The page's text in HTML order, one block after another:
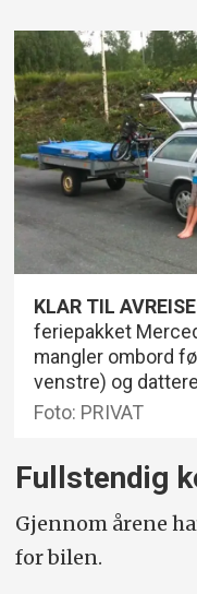
KLAR TIL
feriepakket
mangler ombord
venstre) og
Foto: PRIVAT
Fullstendig
Gjennom årene
for bilen.